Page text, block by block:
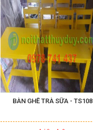
BÀN GHẾ TRÀ SỮA - TS108